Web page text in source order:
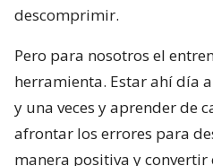
descomprimir.
Pero para nosotros el
herramienta. Estar ahí día
y una veces y aprender de
afrontar los errores para
manera positiva y convertir